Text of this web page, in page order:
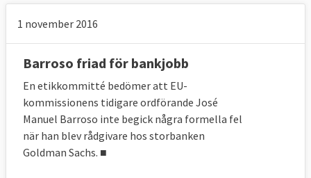
1 november 2016
Barroso friad för bankjobb
En etikkommitté bedömer att EU-
kommissionens tidigare ordförande José
Manuel Barroso inte begick några formella fel
när han blev rådgivare hos storbanken
Goldman Sachs. ■